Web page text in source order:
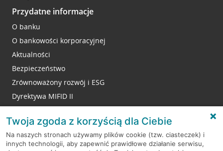
Przydatne informacje
O banku
O bankowości korporacyjnej
Aktualności
Bezpieczeństwo
Zrównoważony rozwój i ESG
Dyrektywa MIFID II
RODO
Twoja zgoda z korzyścią dla Ciebie
Na naszych stronach używamy plików cookie (tzw. ciasteczek) i
innych technologii, aby zapewnić prawidłowe działanie serwisu,